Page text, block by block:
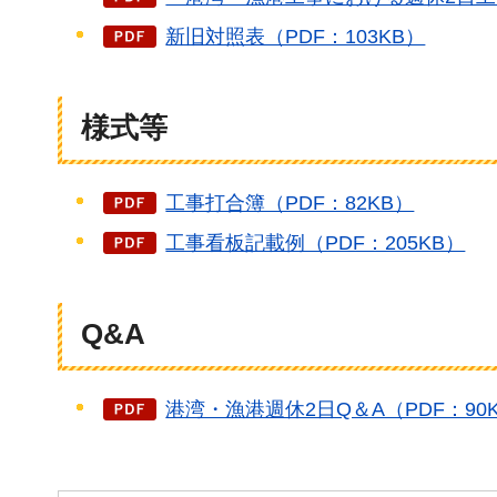
新旧対照表（PDF：103KB）
様式等
工事打合簿（PDF：82KB）
工事看板記載例（PDF：205KB）
Q&A
港湾・漁港週休2日Q＆A（PDF：